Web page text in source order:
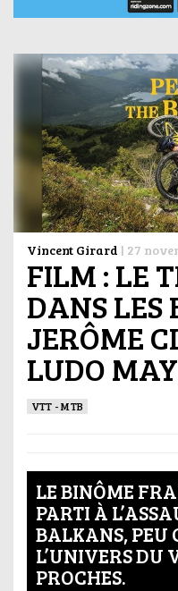
Vincent Girard | 27
FILM : LE
DANS LES
JERÔME
LUDO MAY
VTT - MTB
LE BINÔME
PARTI À
BALKANS, PEU
L’UNIVERS DU
PROCHES.